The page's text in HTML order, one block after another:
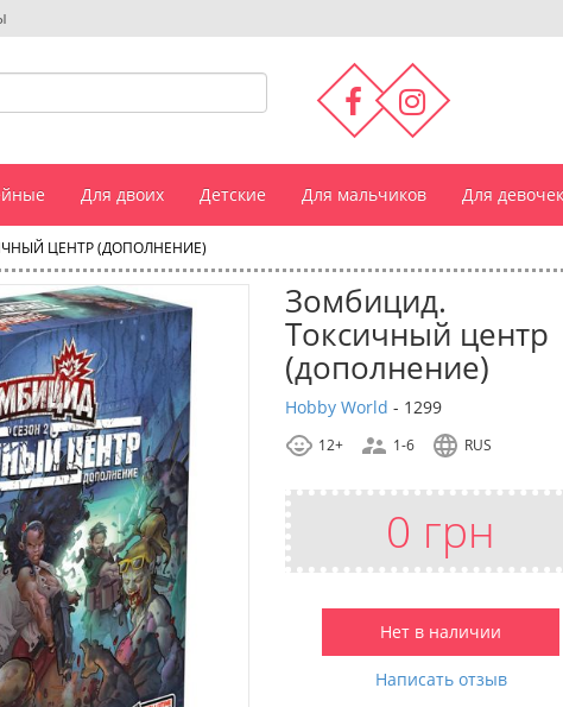
Для двоих Детские Для мальчиков Для девочек
ЦЕНТР (ДОПОЛНЕНИЕ)
Зомбицид.
Токсичный центр
(дополнение)
Hobby World - 1299
12+ 1-6 RUS
0 грн
Нет в наличии
Написать отзыв